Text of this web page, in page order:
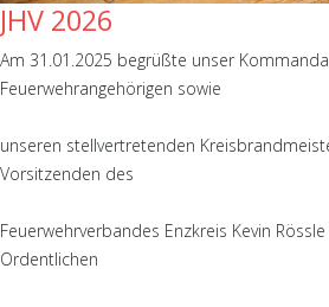
JHV 2026
Am 31.01.2025 begrüßte unser
Feuerwehrangehörigen sowie
unseren stellvertretenden
Vorsitzenden des
Feuerwehrverbandes Enzkreis Kevin
Ordentlichen